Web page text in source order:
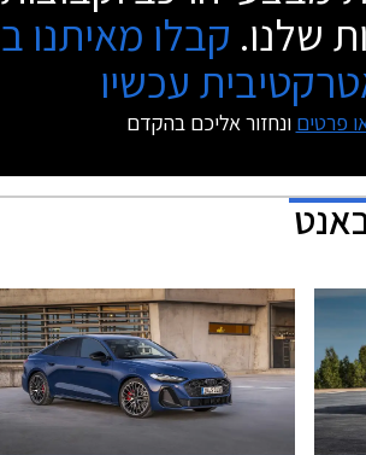
שלנו. קבלו מאיתנו
עכשיו
פרטים ונחזור אליכם בהקדם